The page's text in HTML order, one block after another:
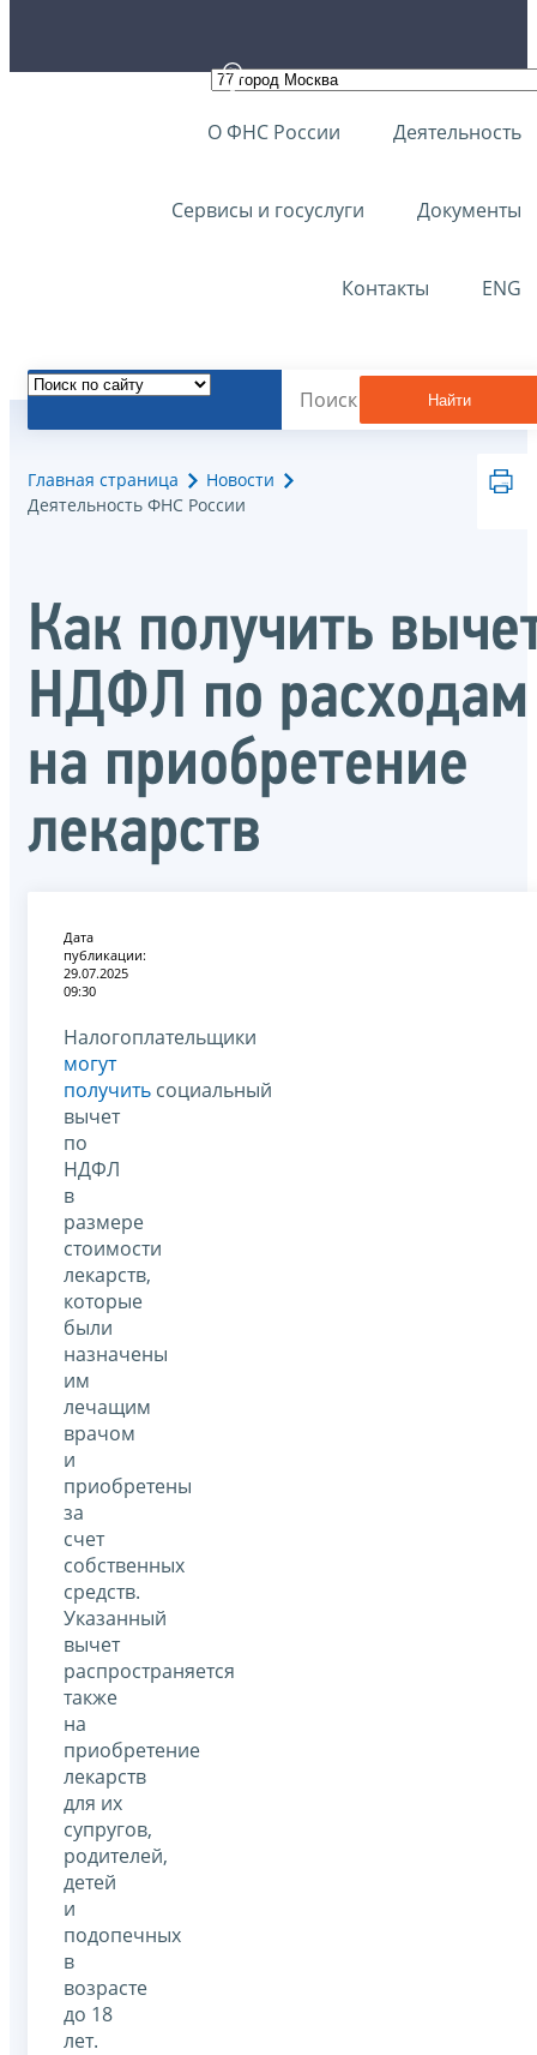
О ФНС России Деятельность
Сервисы и госуслуги Документы
Контакты ENG
Найти
Главная страница
Новости
Деятельность ФНС России
Как получить
НДФЛ по расходам
на приобретение
лекарств
Дата
публикации:
29.07.2025
09:30
Налогоплательщики
могут
получить социальный
вычет
по
НДФЛ
в
размере
стоимости
лекарств,
которые
были
назначены
им
лечащим
врачом
и
приобретены
за
счет
собственных
средств.
Указанный
вычет
распространяется
также
на
приобретение
лекарств
для их
супругов,
родителей,
детей
и
подопечных
в
возрасте
до 18
лет.